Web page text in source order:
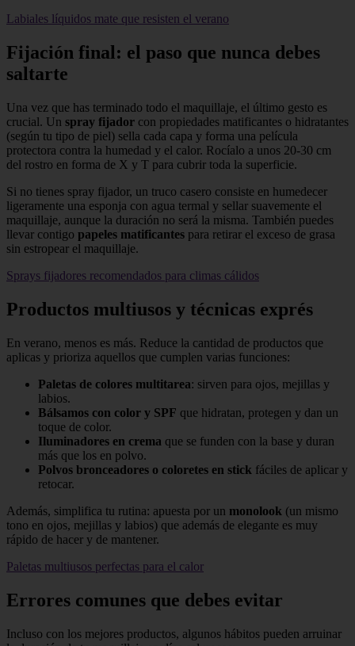
Labiales líquidos mate que resisten el verano
Fijación final: el paso que nunca debes
saltarte
Una vez que has terminado todo el maquillaje, el último gesto es
crucial. Un spray fijador con propiedades matificantes o hidratantes
(según tu tipo de piel) sella cada capa y forma una película
protectora contra la humedad y el calor. Rocíalo a unos 20‑30 cm
del rostro en forma de X y T para cubrir toda la superficie.
Si no tienes spray fijador, un truco casero consiste en humedecer
ligeramente una esponja con agua termal y sellar suavemente el
maquillaje, aunque la duración no será la misma. También puedes
llevar contigo papeles matificantes para retirar el exceso de grasa
sin estropear el maquillaje.
Sprays fijadores recomendados para climas cálidos
Productos multiusos y técnicas exprés
En verano, menos es más. Reduce la cantidad de productos que
aplicas y prioriza aquellos que cumplen varias funciones:
Paletas de colores multitarea: sirven para ojos, mejillas y
labios.
Bálsamos con color y SPF que hidratan, protegen y dan un
toque de color.
Iluminadores en crema que se funden con la base y duran
más que los en polvo.
Polvos bronceadores o coloretes en stick fáciles de aplicar y
retocar.
Además, simplifica tu rutina: apuesta por un monolook (un mismo
tono en ojos, mejillas y labios) que además de elegante es muy
rápido de hacer y de mantener.
Paletas multiusos perfectas para el calor
Errores comunes que debes evitar
Incluso con los mejores productos, algunos hábitos pueden arruinar